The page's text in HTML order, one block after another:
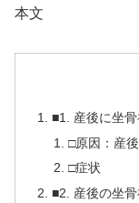
本文
■1. 産後に坐
□原因：産
□症状
■2. 産後の坐